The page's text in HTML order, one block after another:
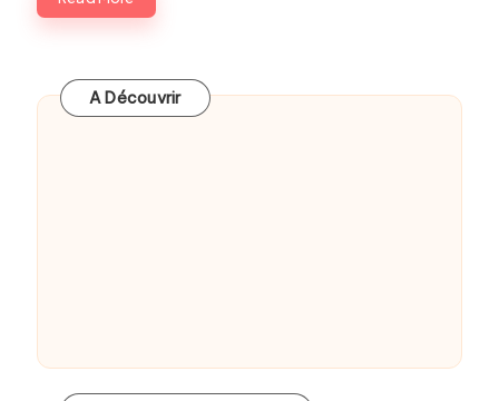
A Découvrir